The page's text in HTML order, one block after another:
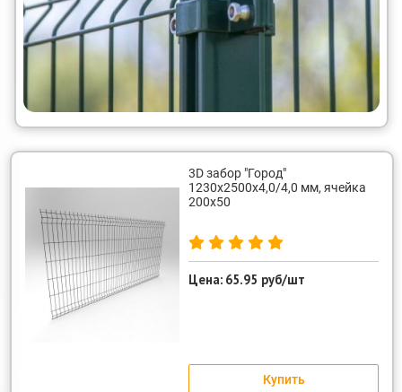
3D забор "Город"
1230х2500х4,0/4,0 мм, ячейка
200х50
Цена: 65.95 руб/шт
Купить